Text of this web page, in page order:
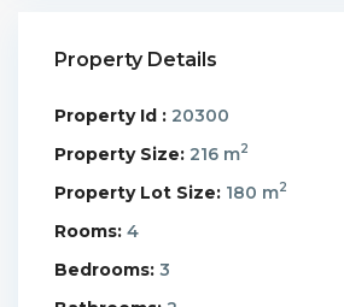
Property Details
Property Id : 20300
Property Size: 216 m2
Property Lot Size: 180 m2
Rooms: 4
Bedrooms: 3